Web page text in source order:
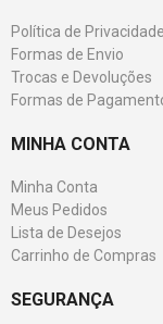
Política de Privacidade
Formas de Envio
Trocas e Devoluções
Formas de
MINHA CONTA
Minha Conta
Meus Pedidos
Lista de Desejos
Carrinho de Compras
SEGURANÇA